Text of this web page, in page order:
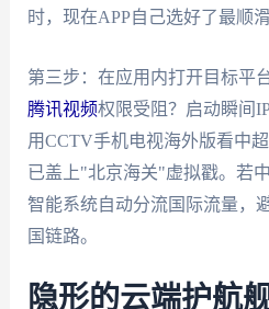
时，现在APP自己选好了最顺
第三步：在应用内打开目标平
腾讯视频权限受阻？启动瞬间
用CCTV手机电视海外版看中
已盖上"北京海关"虚拟戳。若
智能系统自动分流国际流量，
国链路。
隐形的云端护航